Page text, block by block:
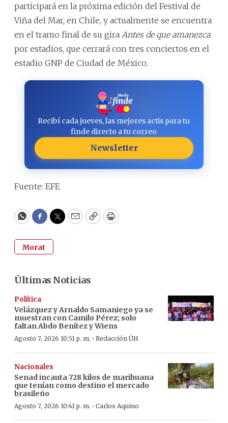
participará en la próxima edición del Festival de
Viña del Mar, en Chile, y actualmente se encuentra
en el tramo final de su gira Antes de que amanezca
por estadios, que cerrará con tres conciertos en el
estadio GNP de Ciudad de México.
Recibí cada jueves, las mejores actis para tu
finde directo a tu correo
Newsletter
Fuente: EFE
WhatsApp
Facebook
Twitter
EmailCopyPrint
Morat
Últimas Noticias
Política
Velázquez y Arnaldo Samaniego ya se
muestran con Camilo Pérez; solo
faltan Abdo Benítez y Wiens
Agosto 7, 2026 10:51 p. m. · Redacción ÚH
Nacionales
Senad incauta 728 kilos de marihuana
que tenían como destino el mercado
brasileño
Agosto 7, 2026 10:41 p. m. · Carlos Aquino